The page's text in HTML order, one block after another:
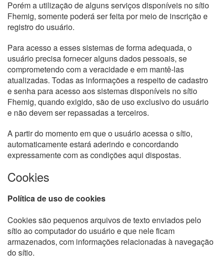
Porém a utilização de alguns serviços disponíveis no sítio
Fhemig, somente poderá ser feita por meio de inscrição e
registro do usuário.
Para acesso a esses sistemas de forma adequada, o
usuário precisa fornecer alguns dados pessoais, se
comprometendo com a veracidade e em mantê-las
atualizadas. Todas as informações a respeito de cadastro
e senha para acesso aos sistemas disponíveis no sítio
Fhemig, quando exigido, são de uso exclusivo do usuário
e não devem ser repassadas a terceiros.
A partir do momento em que o usuário acessa o sítio,
automaticamente estará aderindo e concordando
expressamente com as condições aqui dispostas.
Cookies
Política de uso de cookies
Cookies são pequenos arquivos de texto enviados pelo
sítio ao computador do usuário e que nele ficam
armazenados, com informações relacionadas à navegação
do sítio.